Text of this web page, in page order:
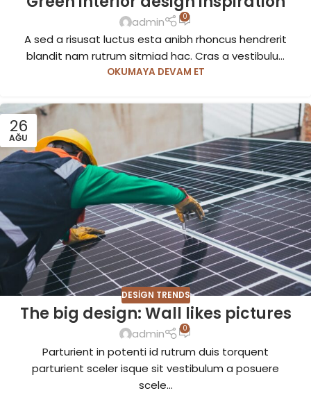
admin 0
A sed a risusat luctus esta anibh rhoncus hendrerit
blandit nam rutrum sitmiad hac. Cras a vestibulu...
OKUMAYA DEVAM ET
26
AĞU
DESIGN TRENDS
The big design: Wall likes pictures
admin 0
Parturient in potenti id rutrum duis torquent
parturient sceler isque sit vestibulum a posuere
scele...